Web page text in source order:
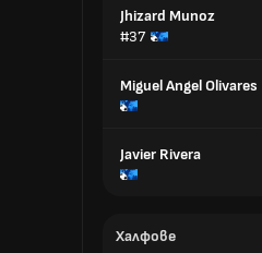
Jhizard Munoz
#37
Miguel Angel Olivares
Javier Rivera
Халфове